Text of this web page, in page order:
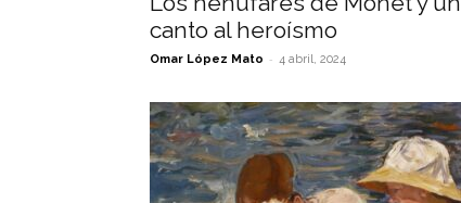
canto al heroísmo
Omar López Mato - 4 abril, 2024